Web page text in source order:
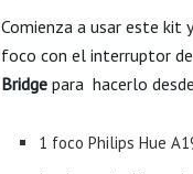
Comienza a usar este kit
foco con el interruptor
Bridge para hacerlo
1 foco Philips Hue